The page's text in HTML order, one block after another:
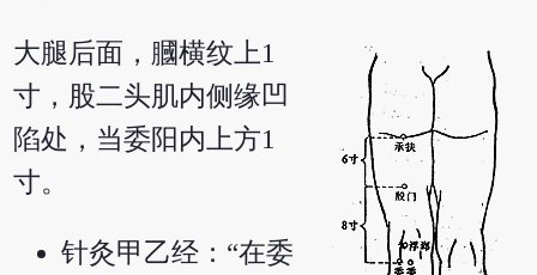
大腿后面，膕横纹上1
寸，股二头肌内侧缘凹
陷处，当委阳内上方1
寸。
针灸甲乙经：“在委